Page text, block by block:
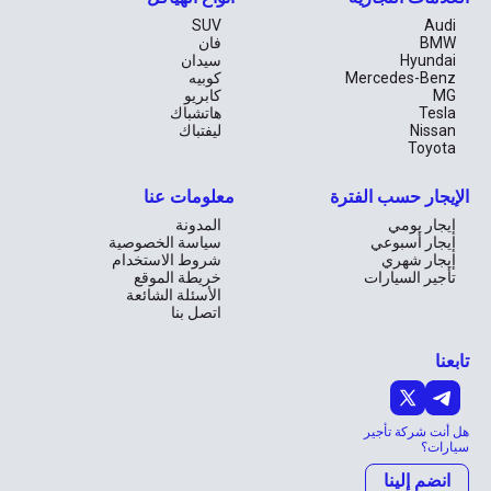
Audi
BMW
Hyundai
Mercedes-Benz
MG
Tesla
Nissan
Toyota
SUV
فان
سيدان
كوبيه
كابريو
هاتشباك
ليفتباك
الإيجار حسب الفترة
إيجار يومي
إيجار أسبوعي
إيجار شهري
تأجير السيارات
معلومات عنا
المدونة
سياسة الخصوصية
شروط الاستخدام
خريطة الموقع
الأسئلة الشائعة
اتصل بنا
تابعنا
هل أنت شركة تأجير
سيارات؟
انضم إلينا